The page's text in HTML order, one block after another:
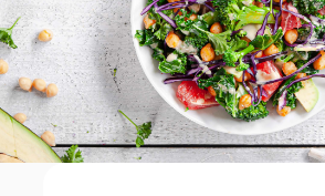
Veganska
Hašimoto
Cenovnik
Prijavite se